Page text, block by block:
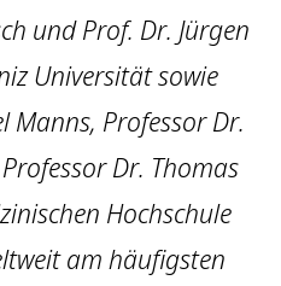
und Prof. Dr. Jürgen
Universität sowie
Manns, Professor Dr.
Dr. Thomas
Hochschule
am häufigsten